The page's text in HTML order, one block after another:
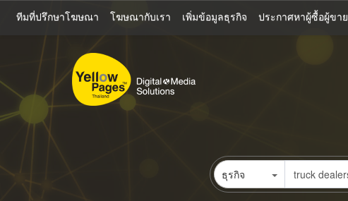
หลัก
ทีมที่ปรึกษาโฆษณา โฆษณากับเรา เพิ่มข้อมูลธุรกิจ ประกาศหาผู้ซื้อผู้ขาย
ธุรกิจ